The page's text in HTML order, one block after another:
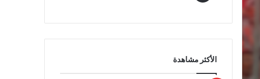
الأكثر مشاهدة